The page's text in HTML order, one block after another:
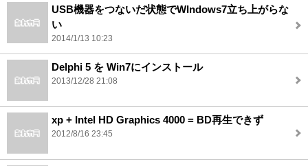
USB機器をつないだ状態でWIndows7立ち上がらな
い
2014/1/13 10:23
Delphi 5 を Win7にインストール
2013/12/28 21:08
xp + Intel HD Graphics 4000 = BD再生できず
2012/8/16 23:45